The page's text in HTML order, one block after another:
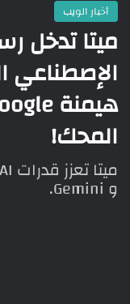
أخبار الويب
ميتا تدخل
المحك!
و Gemini.